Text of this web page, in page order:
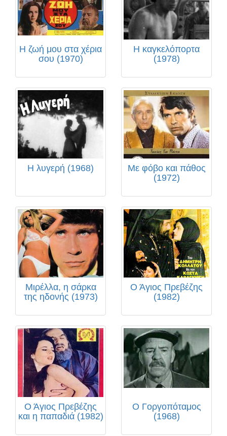
Η ζωή μου στα χέρια
σου (1970)
Η καγκελόπορτα
(1978)
Η λυγερή (1968)
Με φόβο και πάθος
(1972)
Μιρέλλα, η σάρκα
της ηδονής (1973)
Ο Άγιος Πρεβέζης
(1982)
Ο Άγιος Πρεβέζης
και η παπαδιά (1982)
Ο Γοργοπόταμος
(1968)